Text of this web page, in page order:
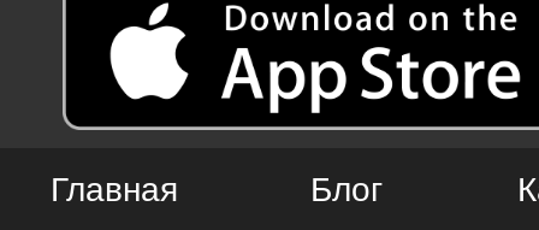
Главная Блог